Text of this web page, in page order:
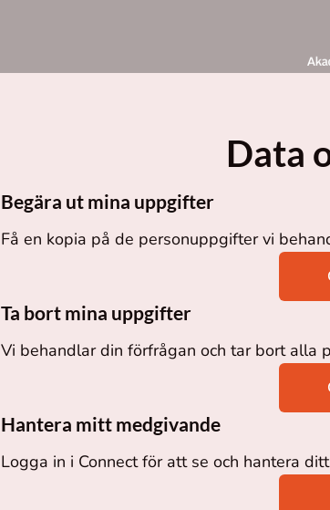
Data
Begära ut mina uppgifter
Få en kopia på de personuppgifter vi
Ta bort mina uppgifter
Vi behandlar din förfrågan och tar bort alla
Hantera mitt medgivande
Logga in i Connect för att se och hantera